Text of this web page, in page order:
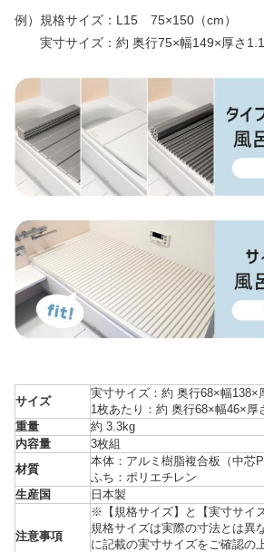
例）規格サイズ：L15 75×150（cm）
実寸サイズ：約 奥行75×幅149×厚さ1.1
サイズ
実寸サイズ：約 奥行68×幅138×
1枚あたり：約 奥行68×幅46×厚
重量
約 3.3kg
内容量
3枚組
材質
本体：アルミ樹脂複合板（中芯
ふち：ポリエチレン
生産国
日本製
注意事項
※【規格サイズ】と【実寸サイ
規格サイズは実際の寸法とは異
に記載の実寸サイズをご確認の